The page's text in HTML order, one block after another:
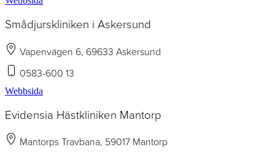
Smådjurskliniken i Askersund
Vapenvägen 6, 69633 Askersund
0583-600 13
Webbsida
Evidensia Hästkliniken Mantorp
Mantorps Travbana, 59017 Mantorp